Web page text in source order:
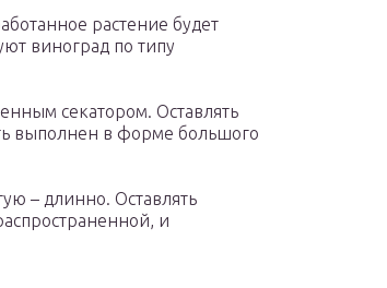
растение будет
виноград по типу
секатором. Оставлять
выполнен в форме большого
– длинно. Оставлять
и